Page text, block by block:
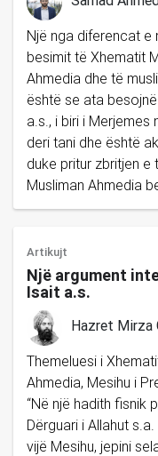
Një nga diferencat e
besimit të Xhematit
Ahmedia dhe të
është se ata
a.s., i biri i Merjemes
deri tani dhe është
duke pritur zbritjen e
Musliman Ahmedia
Artikujt
Një argument
Isait a.s.
Hazret Mirza
Themeluesi i
Ahmedia, Mesihu i
“Në një hadith fisnik
Dërguari i Allahut
vijë Mesihu, jepini